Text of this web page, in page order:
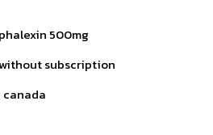
500mg
subscription
canada